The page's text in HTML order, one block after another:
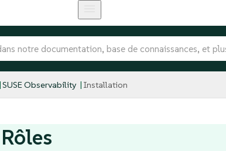
SUSE Observability Installation
Rôles